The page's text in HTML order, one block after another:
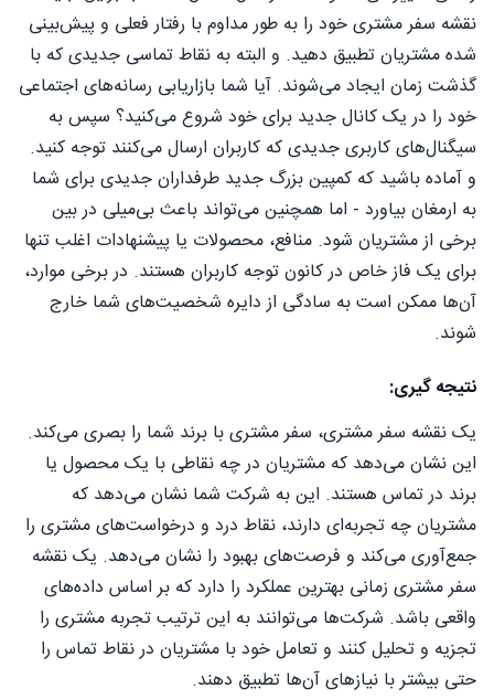
نقشه سفر مشتری خود را به طور مداوم با رفتار فعلی و پیش‌بینی
شده مشتریان تطبیق دهید. و البته به نقاط تماسی جدیدی که با
گذشت زمان ایجاد می‌شوند. آیا شما بازاریابی رسانه‌های اجتماعی
خود را در یک کانال جدید برای خود شروع می‌کنید؟ سپس به
سیگنال‌های کاربری جدیدی که کاربران ارسال می‌کنند توجه کنید.
و آماده باشید که کمپین بزرگ جدید طرفداران جدیدی برای شما
به ارمغان بیاورد - اما همچنین می‌تواند باعث بی‌میلی در بین
برخی از مشتریان شود. منافع، محصولات یا پیشنهادات اغلب تنها
برای یک فاز خاص در کانون توجه کاربران هستند. در برخی موارد،
آن‌ها ممکن است به سادگی از دایره شخصیت‌های شما خارج
شوند.
نتیجه گیری:
یک نقشه سفر مشتری، سفر مشتری با برند شما را بصری می‌کند.
این نشان می‌دهد که مشتریان در چه نقاطی با یک محصول یا
برند در تماس هستند. این به شرکت شما نشان می‌دهد که
مشتریان چه تجربه‌ای دارند، نقاط درد و درخواست‌های مشتری را
جمع‌آوری می‌کند و فرصت‌های بهبود را نشان می‌دهد. یک نقشه
سفر مشتری زمانی بهترین عملکرد را دارد که بر اساس داده‌های
واقعی باشد. شرکت‌ها می‌توانند به این ترتیب تجربه مشتری را
تجزیه و تحلیل کنند و تعامل خود با مشتریان در نقاط تماس را
حتی بیشتر با نیازهای آن‌ها تطبیق دهند.